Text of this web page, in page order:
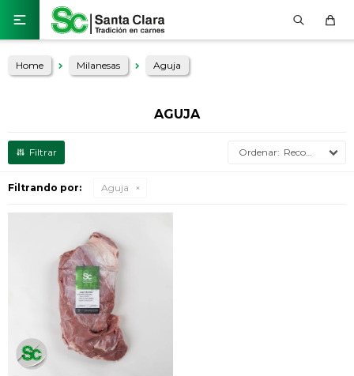

Home Milanesas Aguja
AGUJA
Recomendados
Filtrando por: Aguja